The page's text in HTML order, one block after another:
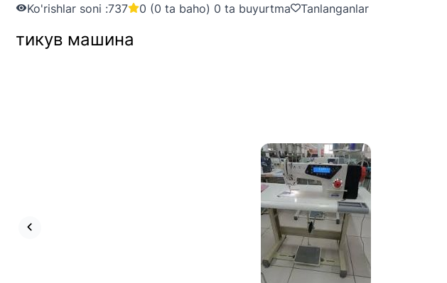
Ko'rishlar soni :737 0 (0 ta baho) 0 ta buyurtma Tanlanganlar
тикув машина